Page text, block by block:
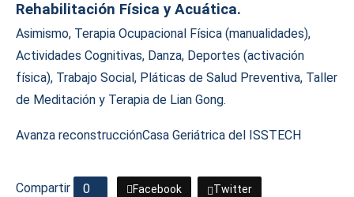
Rehabilitación Física y Acuática.
Asimismo, Terapia Ocupacional Física (manualidades),
Actividades Cognitivas, Danza, Deportes (activación
física), Trabajo Social, Pláticas de Salud Preventiva, Taller
de Meditación y Terapia de Lian Gong.
Avanza reconstrucciónCasa Geriátrica del ISSTECH
Compartir 0 Facebook Twitter